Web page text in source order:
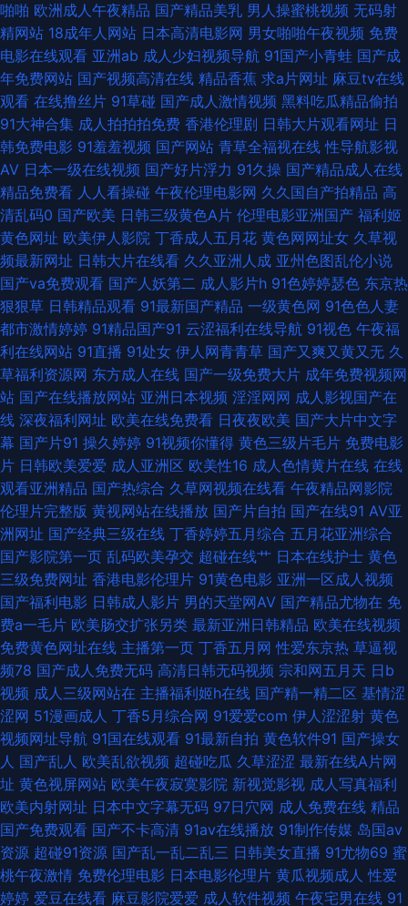
中文一区二区 91九色蝌蚪幼师 97资源站在线在线 岛国成人福利影院 老司机
AV福利网站 日韩欧美瑟瑟网站 亚洲男人天堂手机版 91穿媒 91免费看视频
www国产视频 日本久久视 91成人一级片 91视屏在线地址发布网 狠狠操
com 日韩精品一成 一本一本久久a久久 91九色伦理视频 91秀秀秀视频 草莓
视频黄在线观看 国产伊人精品久久 日韩午夜无码 影音先锋女人网 91萝莉伦
理免费影院 91制片厂精品在线视频 岛国搬运工在线视频 久久嫩草精品 日韩
福利电影 先锋影音波多野吉衣 91黄在线 av大片在线影视 国产偷自区 欧美日
韩AU第四页 色综合一本道在线 影音先锋成人av网址 91激情福利 91在线观
看视频 国内精品tp天堂 日本福利社12区 亚洲黄色osjdyd 91干福利视频 99视
频总站 福利视频站 九一社区在线观看 日韩第6页 自拍一起艹 97国产碰 国产
精品超碰在线 久久一区二区精品福利 日韩在线精品在线 自啪91 91视频首页
蝌蚪 超碰久肏在线 精东成人 欧美亚洲精品性爱 综合不卡在线 91伪娘网站视
频 东京影院热 后入黑丝少妇免费电影 欧美专区二区 亚洲国产线看 91极品探
花在线 超碰97人人超 欧美一级二级 影音先锋中文字幕资源 97在线观看免费
视屏 狠狠美乳插 欧美深喉性爱 性爱AV 91精品色 97精品在线 国产传媒在线
91 少妇无码一区二区 91黑丝视频最新网址 传媒精品 久久精品超碰 香蕉视频
91高清系列 92国产福利 国产精品海角大神 欧日美视频 91爱搞屄 AV成人伊
人 玖玖资源综合楼 午夜韩国区二区 91青青搞 日韩理伦大片 岛国AV不卡 ts
性爱视频网站 蜜桃成人免费网站 岛国不卡Av 欧美黑人性爱o 91app看片 91
微拍 国产十区在线观看 尤物视频91 日韩欧美 天天干狠狠曰 91福利短视频
啪啪 欧洲成人午夜精品 国产精品美乳 男人操蜜桃视频 无码射
精网站 18成年人网站 日本高清电影网 男女啪啪午夜视频 免费
电影在线观看 亚洲ab 成人少妇视频导航 91国产小青蛙 国产成
年免费网站 国产视频高清在线 精品香蕉 求a片网址 麻豆tv在线
观看 在线撸丝片 91草碰 国产成人激情视频 黑料吃瓜精品偷拍
91大神合集 成人拍拍拍免费 香港伦理剧 日韩大片观看网址 日
韩免费电影 91羞羞视频 国产网站 青草全福视在线 性导航影视
AV 日本一级在线视频 国产好片浮力 91久操 国产精品成人在线
精品免费看 人人看操碰 午夜伦理电影网 久久国自产拍精品 高
清乱码0 国产欧美 日韩三级黄色A片 伦理电影亚洲国产 福利姬
黄色网址 欧美伊人影院 丁香成人五月花 黄色网网址女 久草视
频最新网址 日韩大片在线看 久久亚洲人成 亚州色图乱伦小说
国产va免费观看 国产人妖第二 成人影片h 91色婷婷瑟色 东京热
狠狠草 日韩精品观看 91最新国产精品 一级黄色网 91色色人妻
都市激情婷婷 91精品国产91 云涩福利在线导航 91视色 午夜福
利在线网站 91直播 91处女 伊人网青青草 国产又爽又黄又无 久
草福利资源网 东方成人在线 国产一级免费大片 成年免费视频网
站 国产在线播放网站 亚洲日本视频 淫淫网网 成人影视国产在
线 深夜福利网址 欧美在线免费看 日夜夜欧美 国产大片中文字
幕 国产片91 操久婷婷 91视频你懂得 黄色三级片毛片 免费电影
片 日韩欧美爱爱 成人亚洲区 欧美性16 成人色情黄片在线 在线
观看亚洲精品 国产热综合 久草网视频在线看 午夜精品网影院
伦理片完整版 黄视网站在线播放 国产片自拍 国产在线91 AV亚
洲网址 国产经典三级在线 丁香婷婷五月综合 五月花亚洲综合
国产影院第一页 乱码欧美孕交 超碰在线艹 日本在线护士 黄色
三级免费网址 香港电影伦理片 91黄色电影 亚洲一区成人视频
国产福利电影 日韩成人影片 男的天堂网AV 国产精品尤物在 免
费a一毛片 欧美肠交扩张另类 最新亚洲日韩精品 欧美在线视频
免费黄色网址在线 主播第一页 丁香五月网 性爱东京热 草逼视
频78 国产成人免费无码 高清日韩无码视频 宗和网五月天 日b
视频 成人三级网站在 主播福利姬h在线 国产精一精二区 基情涩
涩网 51漫画成人 丁香5月综合网 91爱爱com 伊人涩涩射 黄色
视频网址导航 91国在线观看 91最新自拍 黄色软件91 国产操女
人 国产乱人 欧美乱欲视频 超碰吃瓜 久草涩涩 最新在线A片网
址 黄色视屏网站 欧美午夜寂寞影院 新视觉影视 成人写真福利
欧美内射网址 日本中文字幕无码 97日穴网 成人免费在线 精品
国产免费观看 国产不卡高清 91av在线播放 91制作传媒 岛国av
资源 超碰91资源 国产乱一乱二乱三 日韩美女直播 91尤物69 蜜
桃午夜激情 免费伦理电影 日本电影伦理片 黄瓜视频成人 性爱
婷婷 爱豆在线看 麻豆影院爱爱 成人软件视频 午夜宅男在线 91